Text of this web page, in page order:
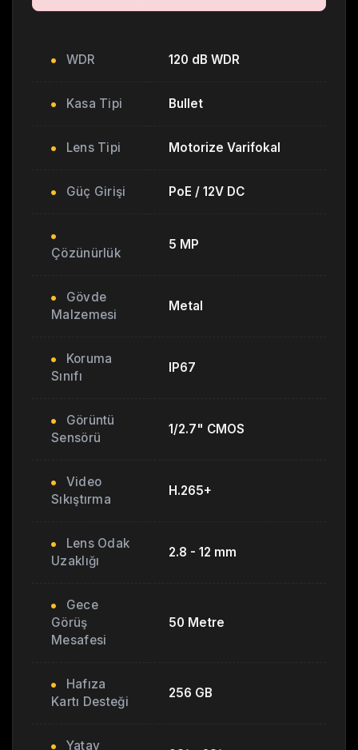
WDR 120 dB WDR
Kasa Tipi Bullet
Lens Tipi Motorize Varifokal
Güç Girişi PoE / 12V DC
Çözünürlük
5 MP
Gövde
Malzemesi
Metal
Koruma
Sınıfı
IP67
Görüntü
Sensörü
1/2.7" CMOS
Video
Sıkıştırma
H.265+
Lens Odak
Uzaklığı
2.8 - 12 mm
Gece
Görüş
Mesafesi
50 Metre
Hafıza
Kartı Desteği
256 GB
Yatay